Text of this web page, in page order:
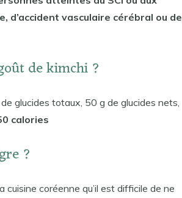
d’accident vasculaire cérébral ou de
de kimchi ?
glucides totaux, 50 g de glucides nets,
calories
?
cuisine coréenne qu’il est difficile de ne